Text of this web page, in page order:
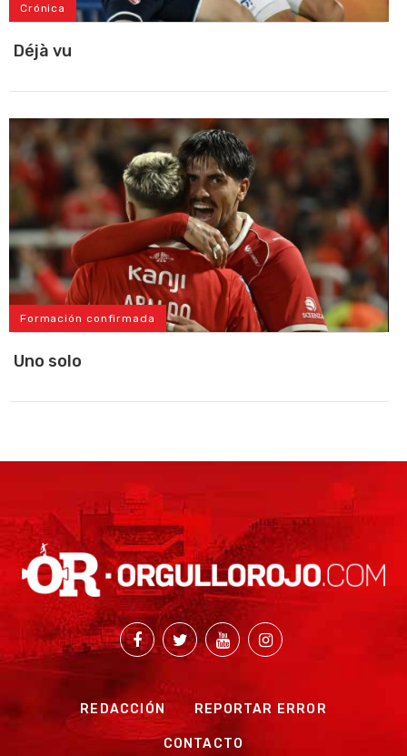
Crónica
Déjà vu
Formación confirmada
Uno solo
REDACCIÓN REPORTAR ERROR
CONTACTO